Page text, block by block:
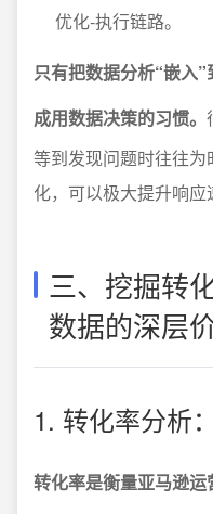
优化-执行链路。
只有把数据分析“嵌入
成用数据决策的习惯。
等到发现问题时往往
化，可以极大提升响应
三、挖掘转
数据的深层
1. 转化率分析
转化率是衡量亚马逊